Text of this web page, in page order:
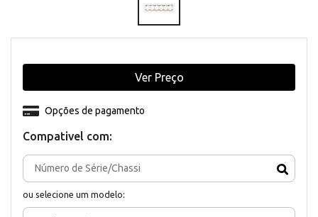
Compativel com:
ou selecione um modelo:
Opções de pagamento
Ver Preço